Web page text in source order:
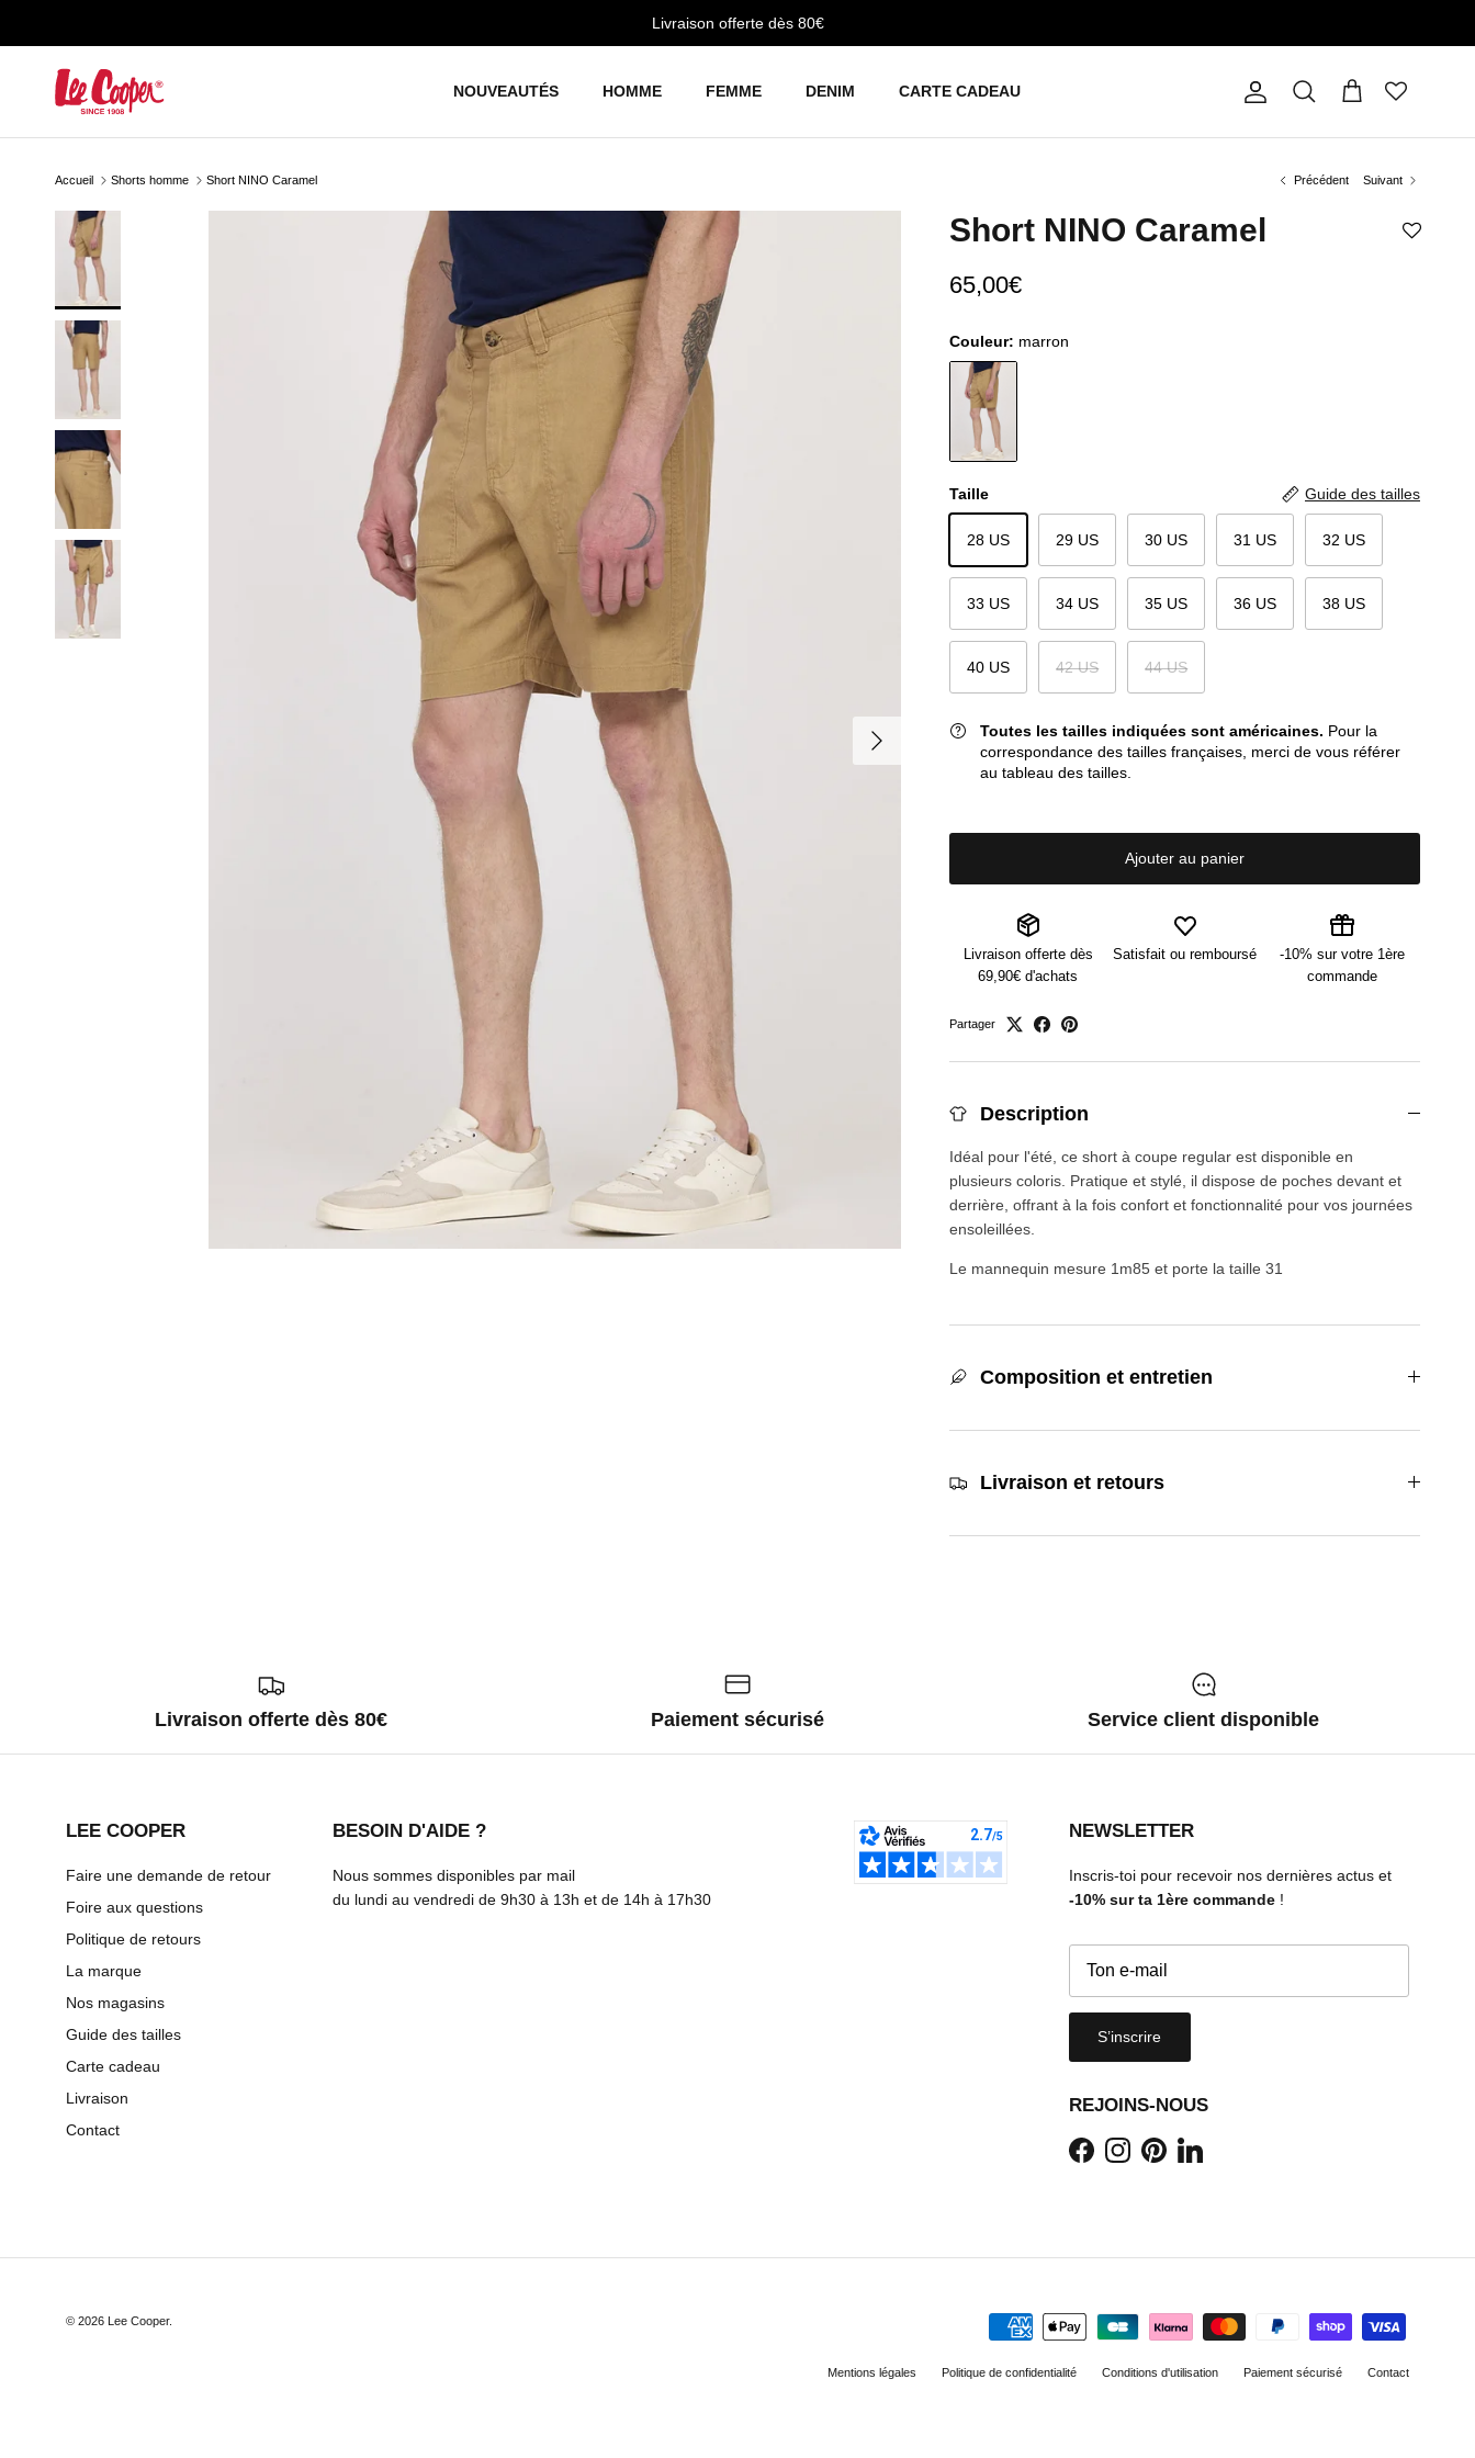
Livraison offerte dès 80€
NOUVEAUTÉS HOMME FEMME DENIM CARTE CADEAU CompteRecherchePanier
Accueil Shorts homme Short NINO Caramel Précédent Suivant
Suivant
Short NINO Caramel
65,00€
Couleur: marron
Taille Guide des tailles
28 US 29 US 30 US 31 US 32 US
33 US 34 US 35 US 36 US 38 US
40 US 42 US 44 US
Toutes les tailles indiquées sont américaines. Pour la
correspondance des tailles françaises, merci de vous référer
au tableau des tailles.
Ajouter au panier
Livraison offerte dès
69,90€ d'achats
Satisfait ou remboursé
-10% sur votre 1ère
commande
Partager
Description
Idéal pour l'été, ce short à coupe regular est disponible en
plusieurs coloris. Pratique et stylé, il dispose de poches devant et
derrière, offrant à la fois confort et fonctionnalité pour vos journées
ensoleillées.
Le mannequin mesure 1m85 et porte la taille 31
Composition et entretien
Livraison et retours
Livraison offerte dès 80€ Paiement sécurisé Service client disponible
LEE COOPER
Faire une demande de retour
Foire aux questions
Politique de retours
La marque
Nos magasins
Guide des tailles
Carte cadeau
Livraison
Contact
BESOIN D'AIDE ?
Nous sommes disponibles par mail
du lundi au vendredi de 9h30 à 13h et de 14h à 17h30
NEWSLETTER
Inscris-toi pour recevoir nos dernières actus et
-10% sur ta 1ère commande!
S’inscrire
REJOINS-NOUS
FacebookInstagram
PinterestLinkedIn
Mentions légales Politique de confidentialité Conditions d'utilisation Paiement sécurisé Contact
© 2026 Lee Cooper.